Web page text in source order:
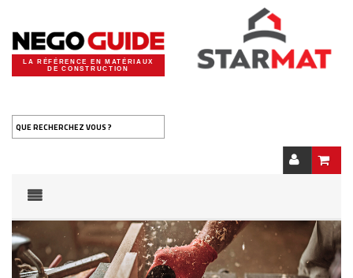
LA RÉFÉRENCE EN MATÉRIAUX
DE CONSTRUCTION
QUE RECHERCHEZ VOUS ?